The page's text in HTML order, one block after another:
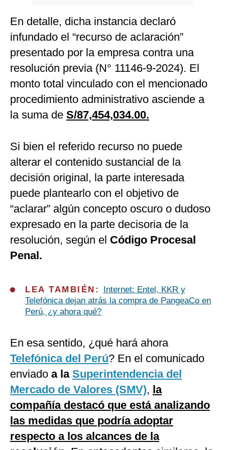
En detalle, dicha instancia declaró
infundado el “recurso de aclaración”
presentado por la empresa contra una
resolución previa (N° 11146-9-2024). El
monto total vinculado con el mencionado
procedimiento administrativo asciende a
la suma de S/87,454,034.00.
Si bien el referido recurso no puede
alterar el contenido sustancial de la
decisión original, la parte interesada
puede plantearlo con el objetivo de
“aclarar” algún concepto oscuro o dudoso
expresado en la parte decisoria de la
resolución, según el Código Procesal
Penal.
LEA TAMBIÉN:
Internet: Entel, KKR y
Telefónica dejan atrás la compra de PangeaCo en
Perú, ¿y ahora qué?
En esa sentido, ¿qué hará ahora
Telefónica del Perú? En el comunicado
enviado a la Superintendencia del
Mercado de Valores (SMV), la
compañía destacó que está analizando
las medidas que podría adoptar
respecto a los alcances de la